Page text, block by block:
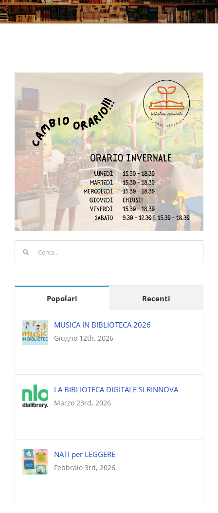
Cerca
per:
Popolari Recenti
MUSICA IN BIBLIOTECA 2026
Giugno 12th, 2026
LA BIBLIOTECA DIGITALE SI RINNOVA
Marzo 23rd, 2026
NATI per LEGGERE
Febbraio 3rd, 2026